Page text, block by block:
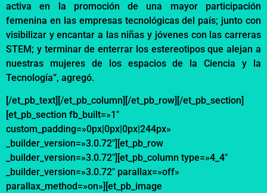
activa en la promoción de una mayor participación
femenina en las empresas tecnológicas del país; junto con
visibilizar y encantar a las niñas y jóvenes con las carreras
STEM; y terminar de enterrar los estereotipos que alejan a
nuestras mujeres de los espacios de la Ciencia y la
Tecnología”, agregó.
[/et_pb_text][/et_pb_column][/et_pb_row][/et_pb_section]
[et_pb_section fb_built=»1″
custom_padding=»0px|0px|0px|244px»
_builder_version=»3.0.72″][et_pb_row
_builder_version=»3.0.72″][et_pb_column type=»4_4″
_builder_version=»3.0.72″ parallax=»off»
parallax_method=»on»][et_pb_image